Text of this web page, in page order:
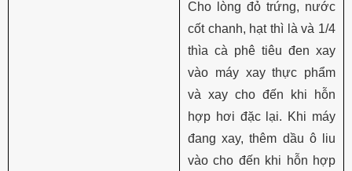
Cho lòng đỏ trứng, nước
cốt chanh, hạt thì là và 1/4
thìa cà phê tiêu đen xay
vào máy xay thực phẩm
và xay cho đến khi hỗn
hợp hơi đặc lại. Khi máy
đang xay, thêm dầu ô liu
vào cho đến khi hỗn hợp